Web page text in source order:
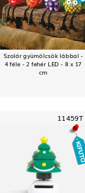
Szolár gyümölcsök lábbal -
4 féle - 2 fehér LED - 8 x 17
cm
11459T